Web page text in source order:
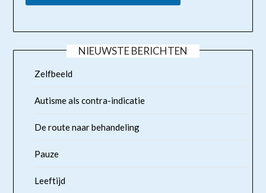
NIEUWSTE BERICHTEN
Zelfbeeld
Autisme als contra-indicatie
De route naar behandeling
Pauze
Leeftijd